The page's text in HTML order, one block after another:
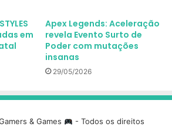
em
Apex Legends: Aceleração
revela Evento Surto de
Poder com mutações
insanas
29/05/2026
& Games - Todos os direitos